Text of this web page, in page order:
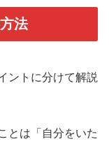
法
ントに分けて解説
とは「自分をいた